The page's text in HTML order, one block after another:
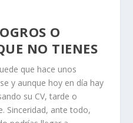
O
NO TIENES
que hace unos
y aunque hoy en día hay
su CV, tarde o
Sinceridad, ante todo,